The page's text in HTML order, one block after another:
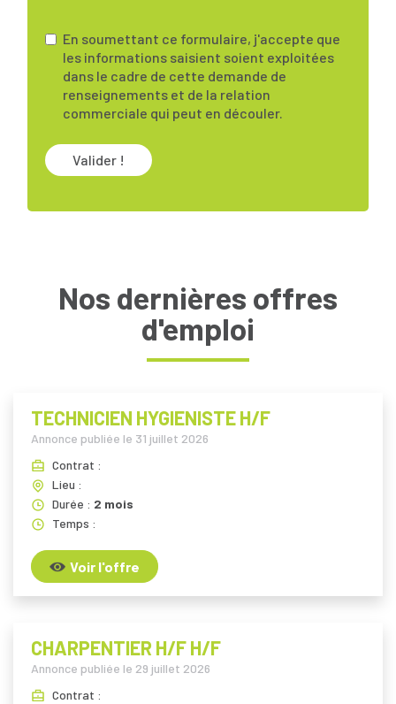
En soumettant ce formulaire, j'accepte que
les informations saisient soient exploitées
dans le cadre de cette demande de
renseignements et de la relation
commerciale qui peut en découler.
Valider !
Nos dernières offres
d'emploi
TECHNICIEN HYGIENISTE H/F
Annonce publiée le 31 juillet 2026
Contrat :
Lieu :
Durée : 2 mois
Temps :
Voir l'offre
CHARPENTIER H/F H/F
Annonce publiée le 29 juillet 2026
Contrat :